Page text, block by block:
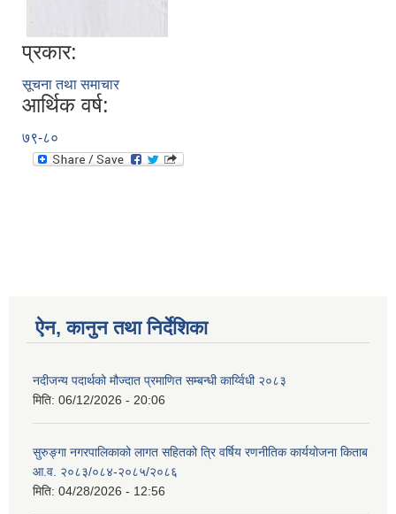
प्रकार:
सूचना तथा समाचार
आर्थिक वर्ष:
७९-८०
ऐन, कानुन तथा निर्देशिका
नदीजन्य पदार्थको मौज्दात प्रमाणित सम्बन्धी कार्य्विधी २०८३
मिति: 06/12/2026 - 20:06
सुरुङ्गा नगरपालिकाको लागत सहितको त्रि वर्षिय रणनीतिक कार्ययोजना किताब
आ.व. २०८३/०८४-२०८५/२०८६
मिति: 04/28/2026 - 12:56